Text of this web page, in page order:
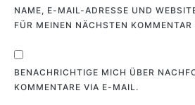
NAME, E-MAIL-ADRESSE UND
FÜR MEINEN NÄCHSTEN KOMMENTAR
BENACHRICHTIGE MICH ÜBER
KOMMENTARE VIA E-MAIL.